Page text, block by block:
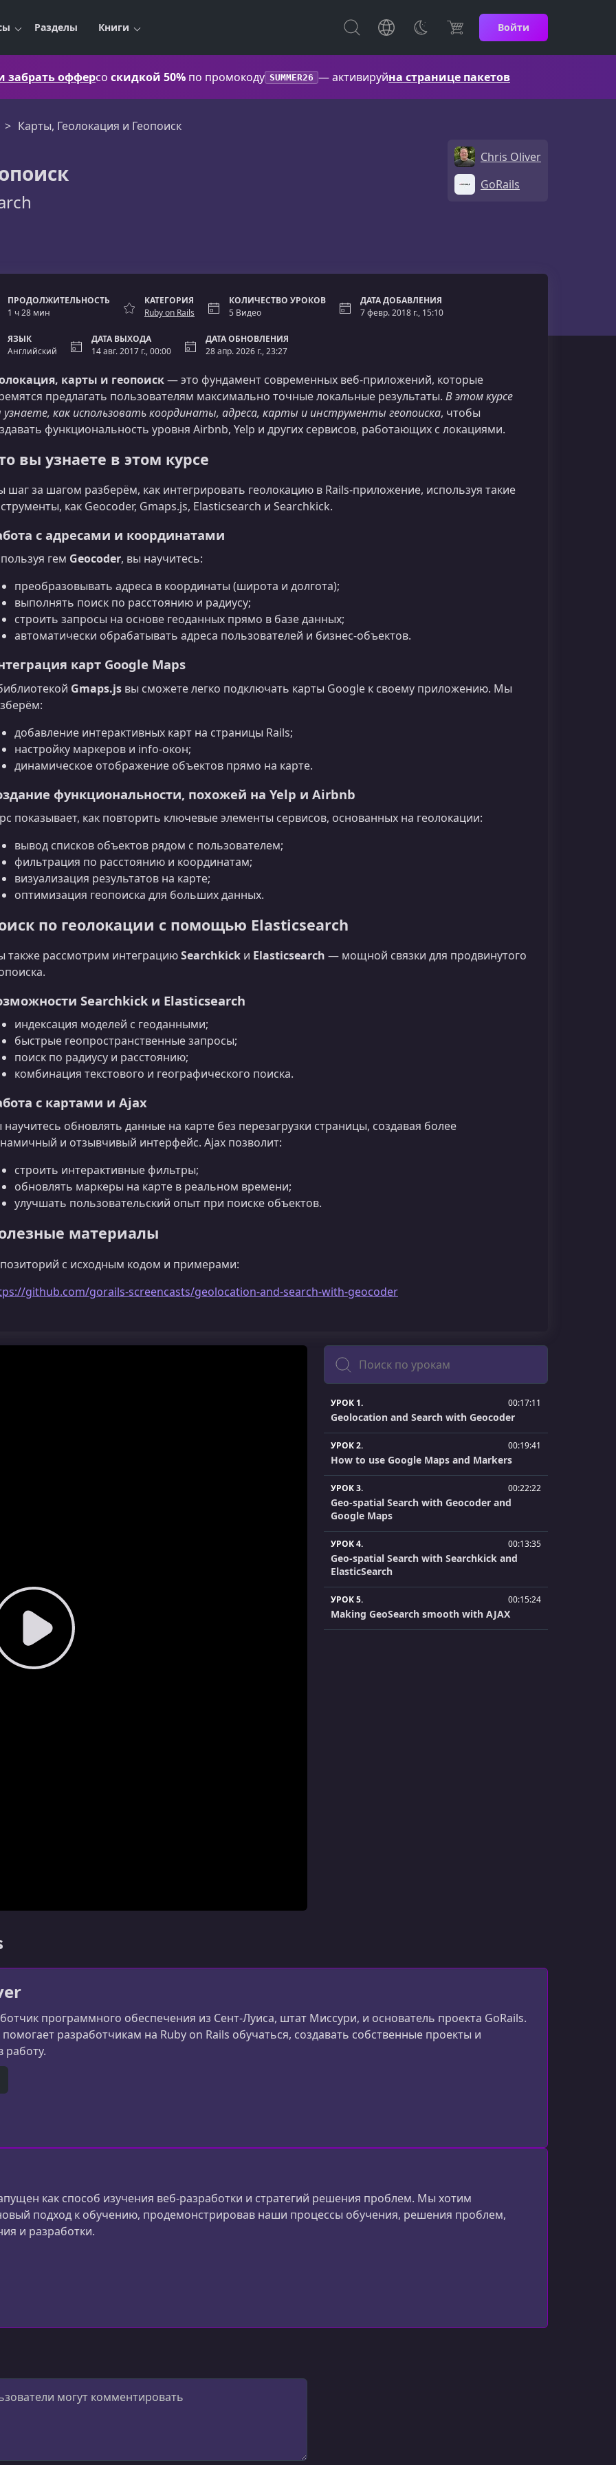
Разделы Книги Войти
забрать офферсо скидкой 50% по промокоду SUMMER26 — активируйна странице пакетов
Карты, Геолокация и Геопоиск
Chris Oliver
GoRails
ПРОДОЛЖИТЕЛЬНОСТЬ
1 ч 28 мин
КАТЕГОРИЯ
Ruby on Rails
КОЛИЧЕСТВО УРОКОВ
5 Видео
ДАТА ДОБАВЛЕНИЯ
7 февр. 2018 г., 15:10
ЯЗЫК
Английский
ДАТА ВЫХОДА
14 авг. 2017 г., 00:00
ДАТА ОБНОВЛЕНИЯ
28 апр. 2026 г., 23:27
карты и геопоиск— это фундамент современных веб‑приложений, которые
предлагать пользователям максимально точные локальные результаты. В этом курсе
как использовать координаты, адреса, карты и инструменты геопоиска, чтобы
функциональность уровня Airbnb, Yelp и других сервисов, работающих с локациями.
вы узнаете в этом курсе
шаг за шагом разберём, как интегрировать геолокацию в Rails‑приложение, используя такие
как Geocoder, Gmaps.js, Elasticsearch и Searchkick.
с адресами и координатами
гем Geocoder, вы научитесь:
преобразовывать адреса в координаты (широта и долгота);
выполнять поиск по расстоянию и радиусу;
строить запросы на основе геоданных прямо в базе данных;
автоматически обрабатывать адреса пользователей и бизнес‑объектов.
карт Google Maps
Gmaps.js вы сможете легко подключать карты Google к своему приложению. Мы
добавление интерактивных карт на страницы Rails;
настройку маркеров и info‑окон;
динамическое отображение объектов прямо на карте.
функциональности, похожей на Yelp и Airbnb
показывает, как повторить ключевые элементы сервисов, основанных на геолокации:
вывод списков объектов рядом с пользователем;
фильтрация по расстоянию и координатам;
визуализация результатов на карте;
оптимизация геопоиска для больших данных.
по геолокации с помощью Elasticsearch
также рассмотрим интеграциюSearchkick и Elasticsearch — мощной связки для продвинутого
Searchkick и Elasticsearch
индексация моделей с геоданными;
быстрые геопространственные запросы;
поиск по радиусу и расстоянию;
комбинация текстового и географического поиска.
с картами и Ajax
научитесь обновлять данные на карте без перезагрузки страницы, создавая более
и отзывчивый интерфейс. Ajax позволит:
строить интерактивные фильтры;
обновлять маркеры на карте в реальном времени;
улучшать пользовательский опыт при поиске объектов.
материалы
с исходным кодом и примерами:
github.com/gorails-screencasts/geolocation-and-search-with-geocoder
Поиск
УРОК 1. 00:17:11
Geolocation and Search with Geocoder
УРОК 2. 00:19:41
How to use Google Maps and Markers
УРОК 3. 00:22:22
Geo-spatial Search with Geocoder and
Google Maps
УРОК 4. 00:13:35
Geo-spatial Search with Searchkick and
ElasticSearch
УРОК 5. 00:15:24
Making GeoSearch smooth with AJAX
программного обеспечения из Сент-Луиса, штат Миссури, и основатель проекта GoRails.
разработчикам на Ruby on Rails обучаться, создавать собственные проекты и
работу.
как способ изучения веб-разработки и стратегий решения проблем. Мы хотим
подход к обучению, продемонстрировав наши процессы обучения, решения проблем,
и разработки.